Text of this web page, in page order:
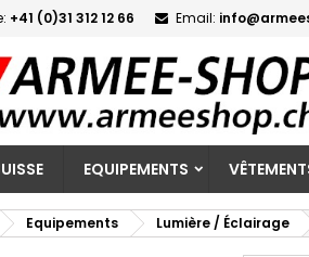
+41 (0)31 312 12 66 Email:
EQUIPEMENTS
Equipements Lumière / Éclairage
add_circle_outline